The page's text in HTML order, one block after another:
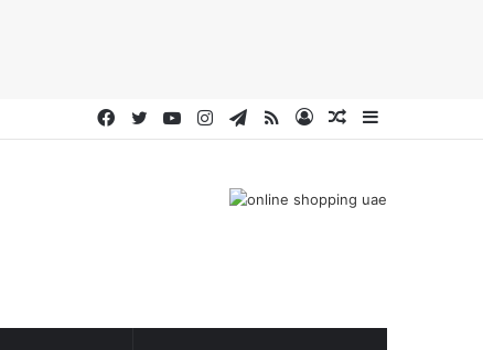
Random
Log
RSS
Telegram
Instagram
YouTube
Twitter
Facebook